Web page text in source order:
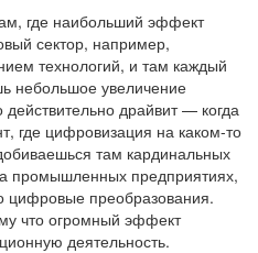
где наибольший эффект
сектор, например,
технологий, и там каждый
небольшое увеличение
драйвит — когда
где цифровизация на каком-то
там кардинальных
промышленных предприятиях,
цифровые преобразования.
что огромный эффект
деятельность.